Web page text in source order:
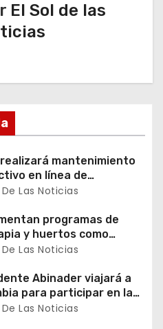
El Sol de las
realizará mantenimiento
en línea de
de la región Sur
De Las Noticias
programas de
y huertos como
para la
De Las Noticias
Abinader viajará a
para participar en la
posesión de Abelardo
De Las Noticias